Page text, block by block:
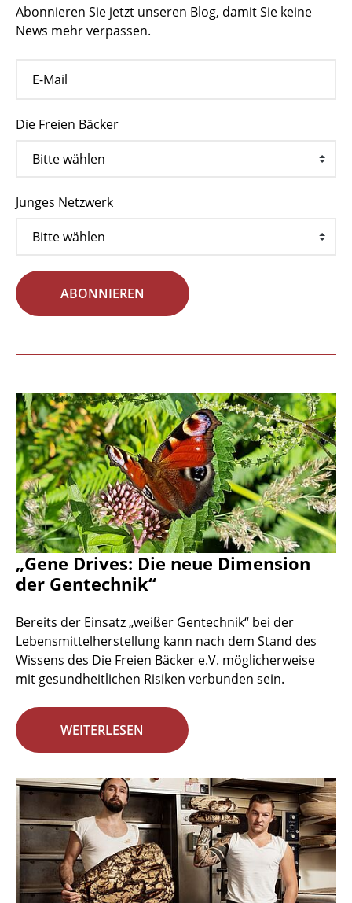
Abonnieren Sie jetzt unseren Blog, damit Sie keine
News mehr verpassen.
Die Freien Bäcker
Junges Netzwerk
ABONNIEREN
„Gene Drives: Die neue Dimension
der Gentechnik“
Bereits der Einsatz „weißer Gentechnik“ bei der
Lebensmittelherstellung kann nach dem Stand des
Wissens des Die Freien Bäcker e.V. möglicherweise
mit gesundheitlichen Risiken verbunden sein.
WEITERLESEN